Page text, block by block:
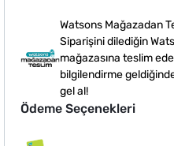
Watsons Mağazadan
Siparişini dilediğin
mağazasına teslim
bilgilendirme
gel al!
Ödeme Seçenekleri